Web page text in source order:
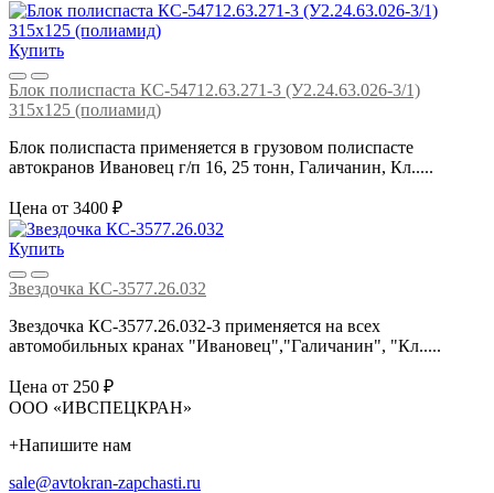
Купить
Блок полиспаста КС-54712.63.271-3 (У2.24.63.026-3/1)
315х125 (полиамид)
Блок полиспаста применяется в грузовом полиспасте
автокранов Ивановец г/п 16, 25 тонн, Галичанин, Кл.....
Цена от 3400 ₽
Купить
Звездочка КС-3577.26.032
Звездочка КС-3577.26.032-3 применяется на всех
автомобильных кранах "Ивановец","Галичанин", "Кл.....
Цена от 250 ₽
ООО «ИВСПЕЦКРАН»
+Напишите нам
sale@avtokran-zapchasti.ru